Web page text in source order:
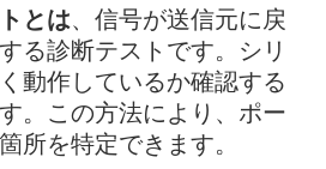
とは、信号が送信元に戻
る診断テストです。シリ
動作しているか確認する
。この方法により、ポー
所を特定できます。